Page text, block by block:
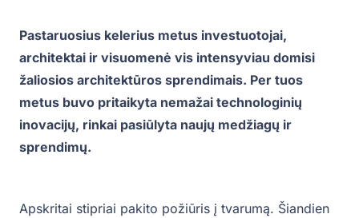
Pastaruosius kelerius metus investuotojai,
architektai ir visuomenė vis intensyviau domisi
žaliosios architektūros sprendimais. Per tuos
metus buvo pritaikyta nemažai technologinių
inovacijų, rinkai pasiūlyta naujų medžiagų ir
sprendimų.
Apskritai stipriai pakito požiūris į tvarumą. Šiandien